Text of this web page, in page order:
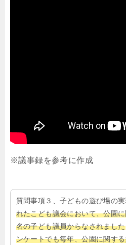
※議事録を参考に作成
質問事項３、子どもの遊び場の実
れたこども議会において、公園
名の子ども議員からなされました
ンケートでも毎年、公園に関す